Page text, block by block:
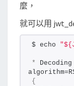
麼，
就可以用
$ echo
*
{